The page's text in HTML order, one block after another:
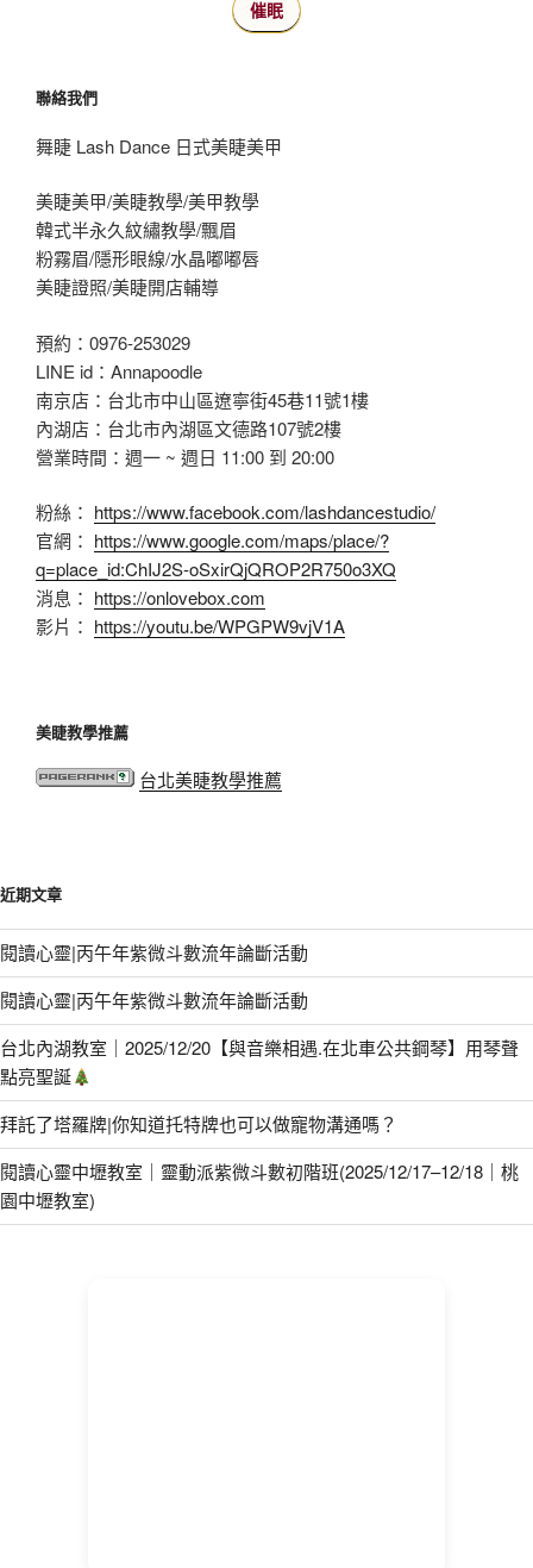
催眠
聯絡我們
舞睫 Lash Dance 日式美睫美甲
美睫美甲/美睫教學/美甲教學
韓式半永久紋繡教學/飄眉
粉霧眉/隱形眼線/水晶嘟嘟唇
美睫證照/美睫開店輔導
預約：0976-253029
LINE id：Annapoodle
南京店：台北市中山區遼寧街45巷11號1樓
內湖店：台北市內湖區文德路107號2樓
營業時間：週一 ~ 週日 11:00 到 20:00
粉絲： https://www.facebook.com/lashdancestudio/
官網： https://www.google.com/maps/place/?
q=place_id:ChIJ2S-oSxirQjQROP2R750o3XQ
消息： https://onlovebox.com
影片： https://youtu.be/WPGPW9vjV1A
美睫教學推薦
台北美睫教學推薦
近期文章
閱讀心靈|丙午年紫微斗數流年論斷活動
閱讀心靈|丙午年紫微斗數流年論斷活動
台北內湖教室｜2025/12/20【與音樂相遇.在北車公共鋼琴】用琴聲
點亮聖誕
拜託了塔羅牌|你知道托特牌也可以做寵物溝通嗎？
閱讀心靈中壢教室｜靈動派紫微斗數初階班(2025/12/17–12/18｜桃
園中壢教室)